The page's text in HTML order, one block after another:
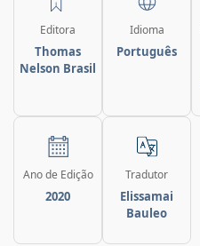
Editora
Thomas
Nelson Brasil
Idioma
Português
Ano de Edição
2020
Tradutor
Elissamai
Bauleo